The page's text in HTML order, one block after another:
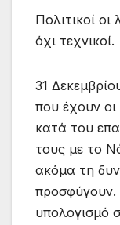
Πολιτικοί
όχι τεχνικοί.
31
που έχουν
κατά του
τους με το
ακόμα τη
προσφύγουν.
υπολογισμό